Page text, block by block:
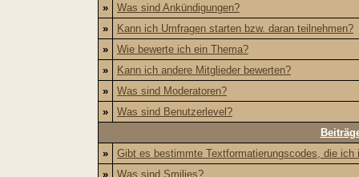
»
Was sind Ankündigungen?
»
Kann ich Umfragen starten bzw. daran teilnehmen?
»
Wie bewerte ich ein Thema?
»
Kann ich andere Mitglieder bewerten?
»
Was sind Moderatoren?
»
Was sind Benutzerlevel?
»
Gibt es bestimmte Textformatierungscodes, die ich
»
Was sind Smilies?